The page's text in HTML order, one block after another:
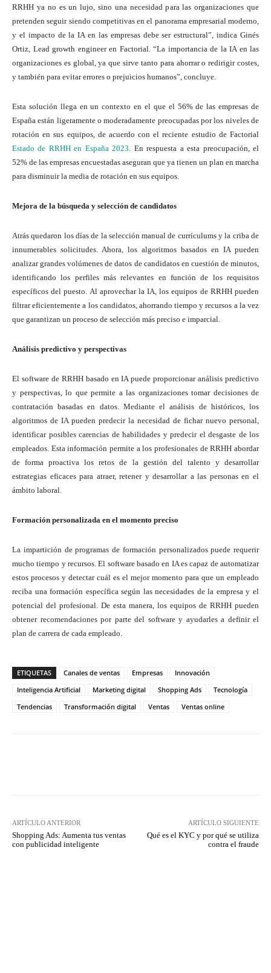
RRHH ya no es un lujo, sino una necesidad para las organizaciones que
pretenden seguir siendo competitivas en el panorama empresarial moderno,
y el impacto de la IA en las empresas debe ser estructural”, indica Ginés
Ortiz, Lead growth engineer en Factorial. “La importancia de la IA en las
organizaciones es global, ya que sirve tanto para ahorrar o redirigir costes,
y también para evitar errores o prejuicios humanos”, concluye.
Esta solución llega en un contexto en el que el 56% de las empresas de
España están ligeramente o moderadamente preocupadas por los niveles de
rotación en sus equipos, de acuerdo con el reciente estudio de Factorial
Estado de RRHH en España 2023. En respuesta a esta preocupación, el
52% de las empresas encuestadas aseguran que ya tienen un plan en marcha
para disminuir la media de rotación en sus equipos.
Mejora de la búsqueda y selección de candidatos
Atrás quedaron los días de la selección manual de currículums y la criba de
innumerables solicitudes. Ahora, los algoritmos basados en IA pueden
analizar grandes volúmenes de datos de candidatos en cuestión de minutos,
identificando los perfiles más relevantes en función de los requisitos
específicos del puesto. Al aprovechar la IA, los equipos de RRHH pueden
filtrar eficientemente a los candidatos, ahorrando tiempo y recursos a la vez
que garantizan un proceso de selección más preciso e imparcial.
Análisis predictivo y perspectivas
El software de RRHH basado en IA puede proporcionar análisis predictivo
y perspectivas, lo que permite a las organizaciones tomar decisiones de
contratación basadas en datos. Mediante el análisis de históricos, los
algoritmos de IA pueden predecir la necesidad de fichar nuevo personal,
identificar posibles carencias de habilidades y predecir el desgaste de los
empleados. Esta información permite a los profesionales de RRHH abordar
de forma proactiva los retos de la gestión del talento y desarrollar
estrategias eficaces para atraer, retener y desarrollar a las personas en el
ámbito laboral.
Formación personalizada en el momento preciso
La impartición de programas de formación personalizados puede requerir
mucho tiempo y recursos. El software basado en IA es capaz de automatizar
estos procesos y detectar cuál es el mejor momento para que un empleado
reciba una formación específica según las necesidades de la empresa y el
potencial del profesional. De esta manera, los equipos de RRHH pueden
obtener recomendaciones por parte del software y ayudarles a definir el
plan de carrera de cada empleado.
ETIQUETAS Canales de ventas Empresas
Innovación
Inteligencia Artificial
Marketing digital Shopping Ads
Tecnología
Tendencias
Transformación digital Ventas Ventas online
ARTÍCULO ANTERIOR
Shopping Ads: Aumenta tus ventas
con publicidad inteligente
ARTÍCULO SIGUIENTE
Qué es el KYC y por qué se utiliza
contra el fraude